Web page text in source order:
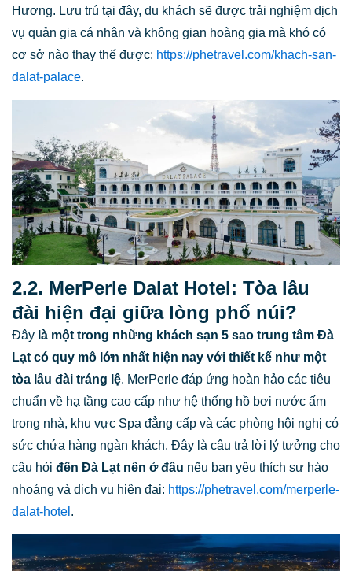
Hương. Lưu trú tại đây, du khách sẽ được trải nghiệm dịch
vụ quản gia cá nhân và không gian hoàng gia mà khó có
cơ sở nào thay thế được: https://phetravel.com/khach-san-
dalat-palace.
2.2. MerPerle Dalat Hotel: Tòa lâu
đài hiện đại giữa lòng phố núi?
Đây là một trong những khách sạn 5 sao trung tâm Đà
Lạt có quy mô lớn nhất hiện nay với thiết kế như một
tòa lâu đài tráng lệ. MerPerle đáp ứng hoàn hảo các tiêu
chuẩn về hạ tầng cao cấp như hệ thống hồ bơi nước ấm
trong nhà, khu vực Spa đẳng cấp và các phòng hội nghị có
sức chứa hàng ngàn khách. Đây là câu trả lời lý tưởng cho
câu hỏi đến Đà Lạt nên ở đâu nếu bạn yêu thích sự hào
nhoáng và dịch vụ hiện đại: https://phetravel.com/merperle-
dalat-hotel .